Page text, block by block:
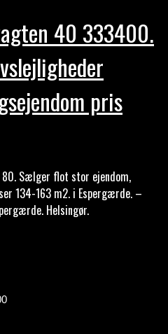
40 333400.
pris
Sælger flot stor ejendom,
134-163 m2. i Espergærde. –
Helsingør.